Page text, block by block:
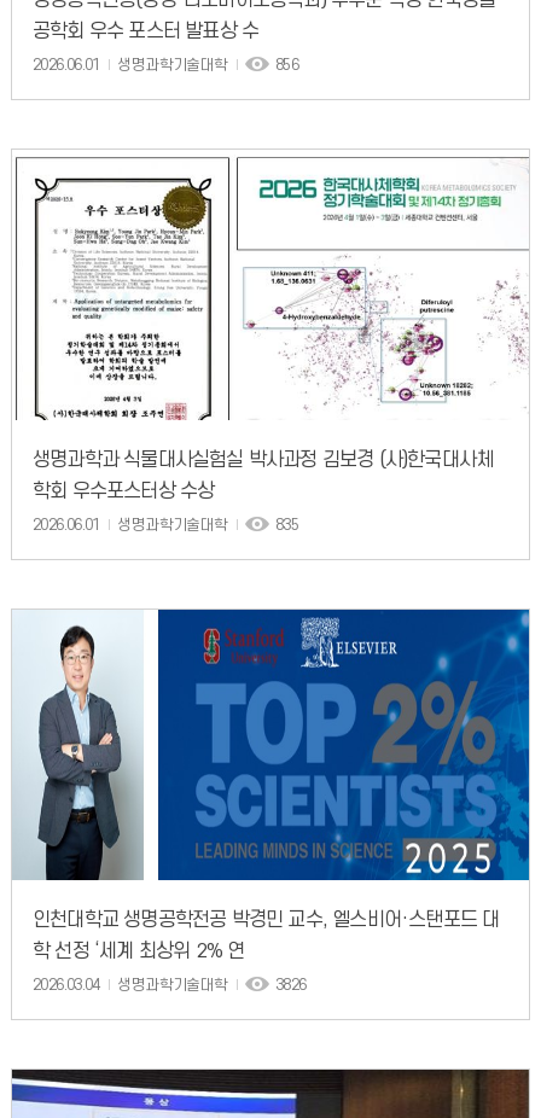
공학회 우수 포스터 발표상 수
2026.06.01 생명과학기술대학 856
생명과학과 식물대사실험실 박사과정 김보경 (사)한국대사체
학회 우수포스터상 수상
2026.06.01 생명과학기술대학 835
인천대학교 생명공학전공 박경민 교수, 엘스비어·스탠포드 대
학 선정 ‘세계 최상위 2% 연
2026.03.04 생명과학기술대학 3826